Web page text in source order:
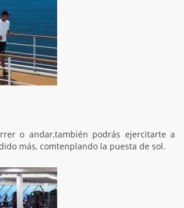
o andar,también podrás ejercitarte a
más, comtenplando la puesta de sol.